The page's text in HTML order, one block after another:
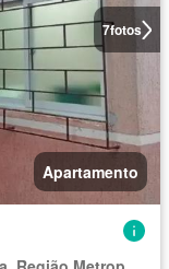
7fotos
Apartamento